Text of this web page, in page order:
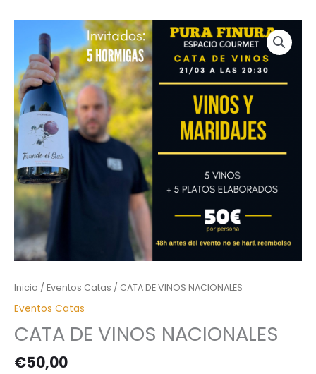
Inicio / Eventos Catas / CATA DE VINOS NACIONALES
Eventos Catas
CATA DE VINOS NACIONALES
€50,00